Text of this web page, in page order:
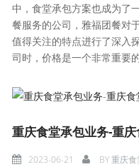
中，食堂承包方案也成为了
餐服务的公司，雅福团餐对
值得关注的特点进行了深入
司时，价格是一个非常重要
2023-06-21 BY重庆